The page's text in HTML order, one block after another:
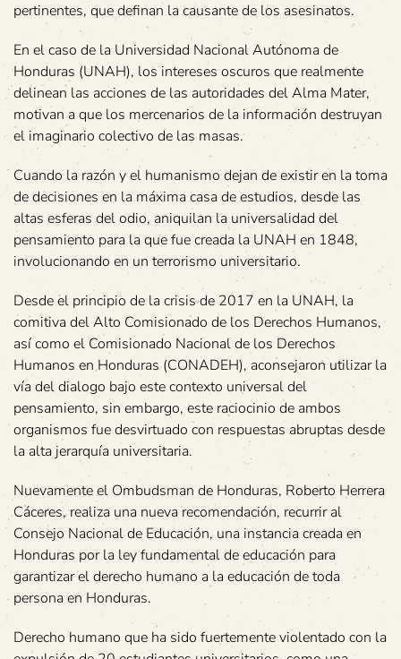
pertinentes, que definan la causante de los asesinatos.
En el caso de la Universidad Nacional Autónoma de
Honduras (UNAH), los intereses oscuros que realmente
delinean las acciones de las autoridades del Alma Mater,
motivan a que los mercenarios de la información destruyan
el imaginario colectivo de las masas.
Cuando la razón y el humanismo dejan de existir en la toma
de decisiones en la máxima casa de estudios, desde las
altas esferas del odio, aniquilan la universalidad del
pensamiento para la que fue creada la UNAH en 1848,
involucionando en un terrorismo universitario.
Desde el principio de la crisis de 2017 en la UNAH, la
comitiva del Alto Comisionado de los Derechos Humanos,
así como el Comisionado Nacional de los Derechos
Humanos en Honduras (CONADEH), aconsejaron utilizar la
vía del dialogo bajo este contexto universal del
pensamiento, sin embargo, este raciocinio de ambos
organismos fue desvirtuado con respuestas abruptas desde
la alta jerarquía universitaria.
Nuevamente el Ombudsman de Honduras, Roberto Herrera
Cáceres, realiza una nueva recomendación, recurrir al
Consejo Nacional de Educación, una instancia creada en
Honduras por la ley fundamental de educación para
garantizar el derecho humano a la educación de toda
persona en Honduras.
Derecho humano que ha sido fuertemente violentado con la